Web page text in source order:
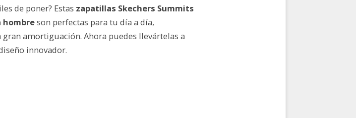
de poner? Estas zapatillas Skechers Summits
hombreson perfectas para tu día a día,
amortiguación. Ahora puedes llevártelas a
innovador.